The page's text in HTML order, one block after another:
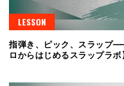
LESSON
指弾き、ピック、スラップ
ロからはじめるスラップラボ